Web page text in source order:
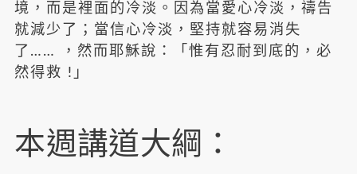
境，而是裡面的冷淡。因為當愛心冷淡，禱告
就減少了；當信心冷淡，堅持就容易消失
了…… ，然而耶穌說：「惟有忍耐到底的，必
然得救 !」
本週講道大綱：